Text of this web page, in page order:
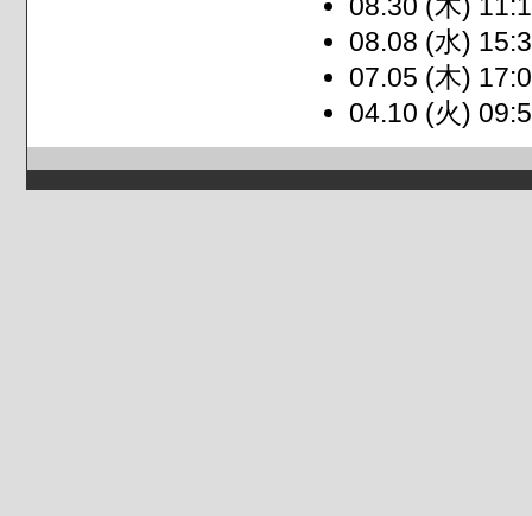
08.30 (木)
08.08 (水)
07.05 (木)
04.10 (火)